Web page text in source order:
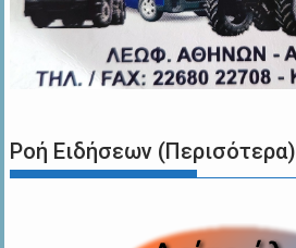
Ροή Ειδήσεων (Περισότερα)